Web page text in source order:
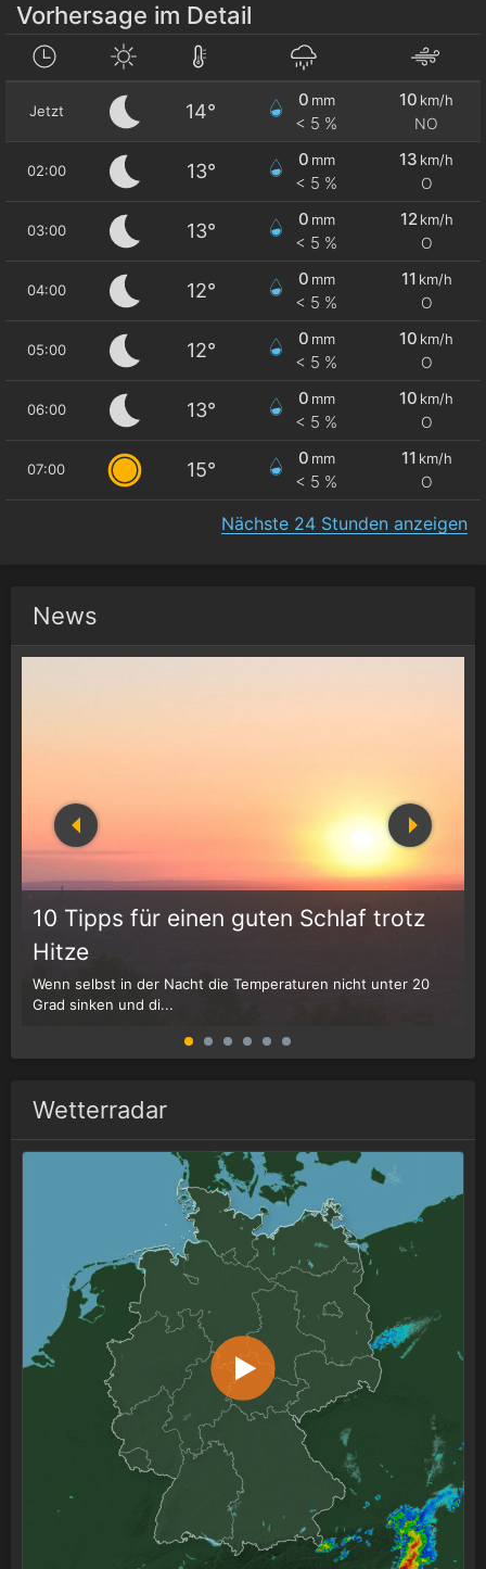
Vorhersage im Detail
Jetzt 14°
0 mm
< 5 %
10 km/h
NO
02:00 13°
0 mm
< 5 %
13 km/h
O
03:00 13°
0 mm
< 5 %
12 km/h
O
04:00 12°
0 mm
< 5 %
11 km/h
O
05:00 12°
0 mm
< 5 %
10 km/h
O
06:00 13°
0 mm
< 5 %
10 km/h
O
07:00 15°
0 mm
< 5 %
11 km/h
O
Nächste 24 Stunden anzeigen
News
10 Tipps für einen guten Schlaf trotz
Hitze
Wenn selbst in der Nacht die Temperaturen nicht unter 20
Grad sinken und di...
Wetterradar